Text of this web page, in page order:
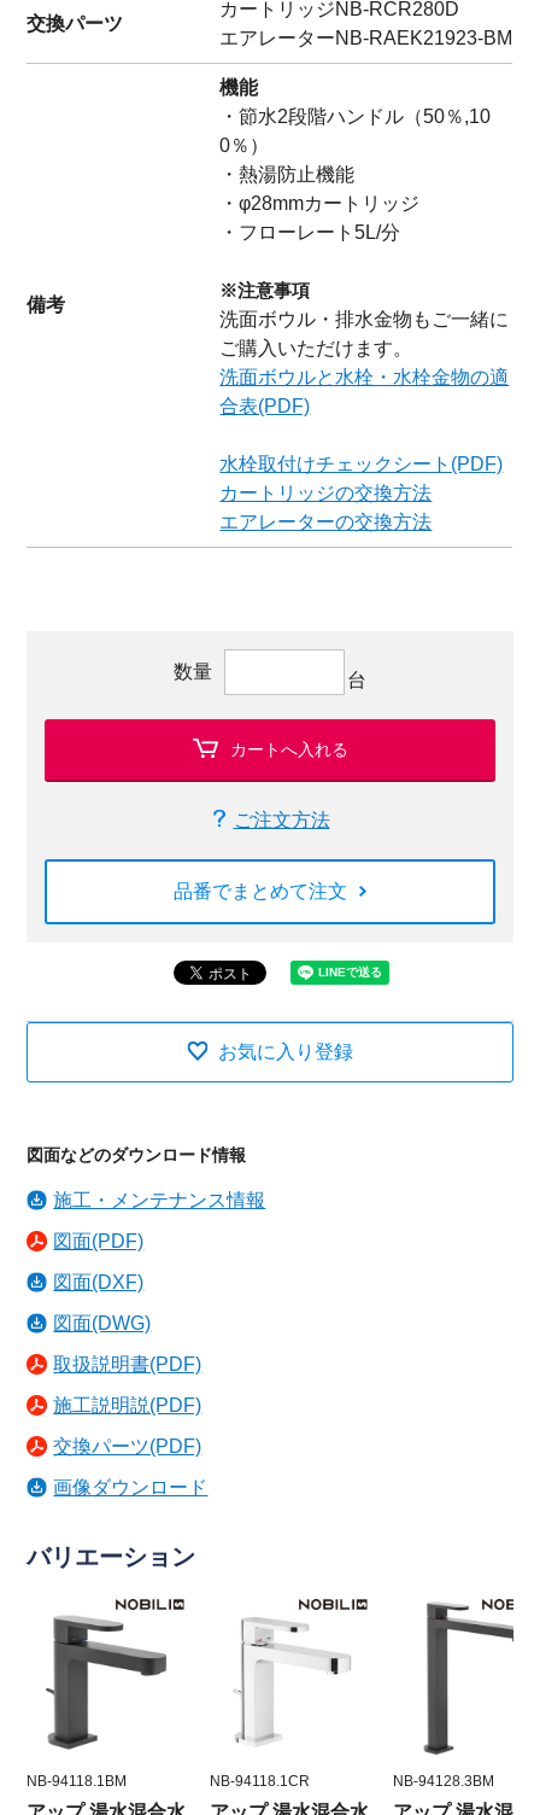
交換パーツ
カートリッジNB-RCR280D
エアレーターNB-RAEK21923-BM
備考
機能
・節水2段階ハンドル（50％,10
0％）
・熱湯防止機能
・φ28mmカートリッジ
・フローレート5L/分
※注意事項
洗面ボウル・排水金物もご一緒に
ご購入いただけます。
洗面ボウルと水栓・水栓金物の適
合表(PDF)
水栓取付けチェックシート(PDF)
カートリッジの交換方法
エアレーターの交換方法
数量 台
カートへ入れる
ご注文方法
品番でまとめて注文
お気に入り登録
図面などのダウンロード情報
施工・メンテナンス情報
図面(PDF)
図面(DXF)
図面(DWG)
取扱説明書(PDF)
施工説明説(PDF)
交換パーツ(PDF)
画像ダウンロード
バリエーション
NB-94118.1BM NB-94118.1CR NB-94128.3BM